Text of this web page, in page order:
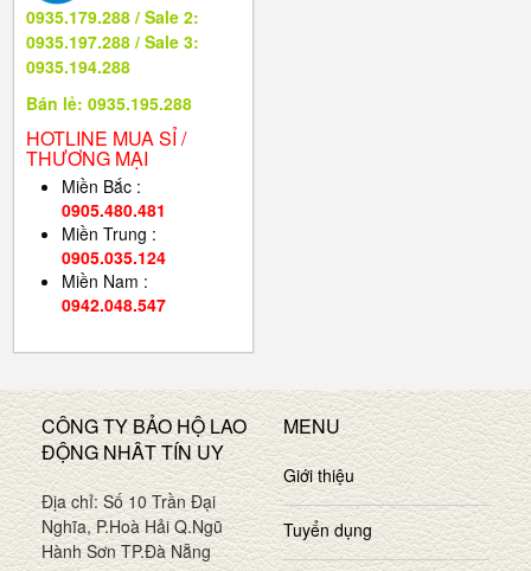
0935.179.288 / Sale 2:
0935.197.288 / Sale 3:
0935.194.288
Bán lẻ: 0935.195.288
HOTLINE MUA SỈ /
THƯƠNG MẠI
Miền Bắc :
0905.480.481
Miền Trung :
0905.035.124
Miền Nam :
0942.048.547
CÔNG TY BẢO HỘ LAO
ĐỘNG NHÂT TÍN UY
Địa chỉ: Số 10 Trần Đại
Nghĩa, P.Hoà Hải Q.Ngũ
Hành Sơn TP.Đà Nẵng
MENU
Giới thiệu
Tuyển dụng